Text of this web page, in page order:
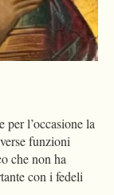
per l’occasione la
funzioni
che non ha
con i fedeli